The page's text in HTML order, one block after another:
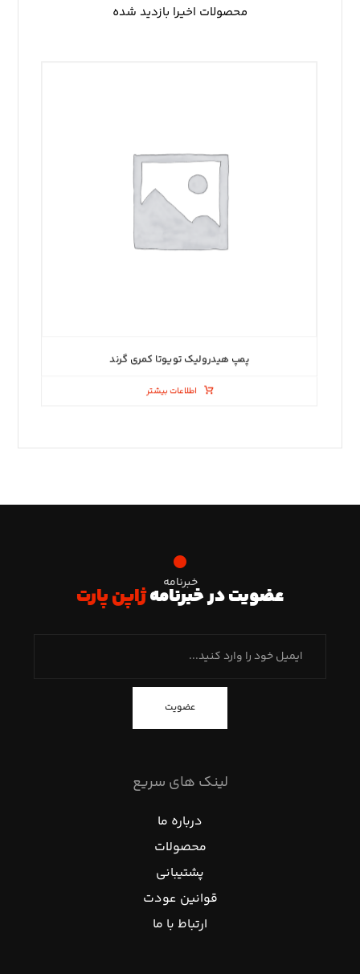
محصولات اخیرا بازدید شده
پمپ هیدرولیک تویوتا کمری گرند
اطلاعات بیشتر
خبرنامه
عضویت در خبرنامهژاپن پارت
عضویت
لینک های سریع
درباره ما
محصولات
پشتیبانی
قوانین عودت
ارتباط با ما